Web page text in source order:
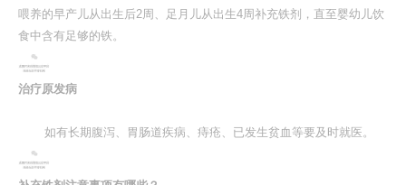
喂养的早产儿从出生后2周、足月儿从出生4周补充铁剂，直至婴幼儿饮
食中含有足够的铁。
治疗原发病
如有长期腹泻、胃肠道疾病、痔疮、已发生贫血等要及时就医。